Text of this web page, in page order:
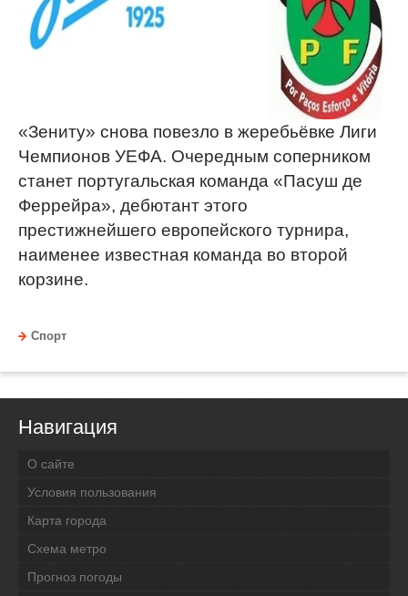
«Зениту» снова повезло в жеребьёвке Лиги
Чемпионов УЕФА. Очередным соперником
станет португальская команда «Пасуш де
Феррейра», дебютант этого
престижнейшего европейского турнира,
наименее известная команда во второй
корзине.
Спорт
Навигация
О сайте
Условия пользования
Карта города
Схема метро
Прогноз погоды